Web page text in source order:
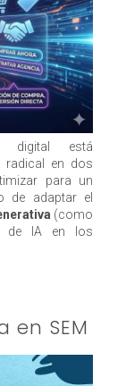
digital está
radical en dos
para un
de adaptar el
(como
de IA en los
en SEM